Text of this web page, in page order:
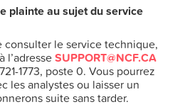
plainte au sujet du service
consulter le service technique,
l’adresseSUPPORT@NCF.CA
1773, poste 0. Vous pourrez
les analystes ou laisser un
suite sans tarder.